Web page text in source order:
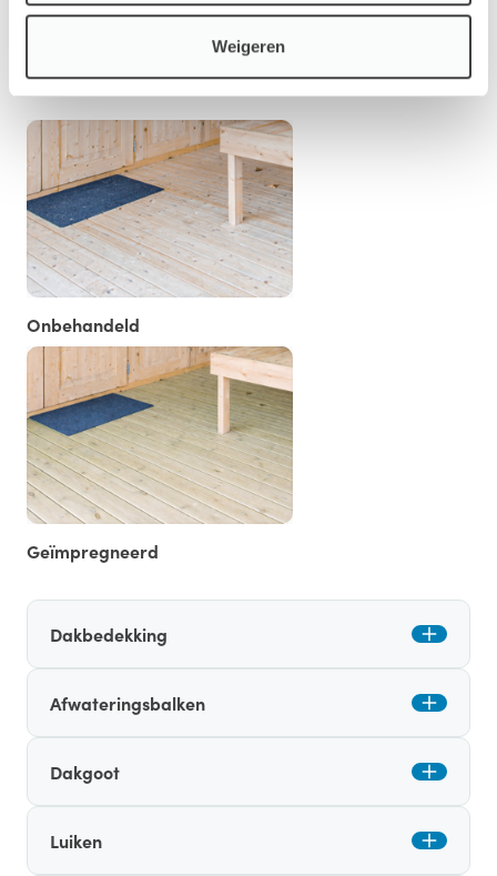
Weigeren
Onbehandeld
Geïmpregneerd
Dakbedekking
Afwateringsbalken
Dakgoot
Luiken